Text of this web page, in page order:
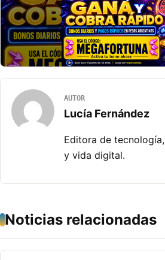
AUTOR
Lucía Fernández
Editora de
y vida digital.
Noticias relacionadas